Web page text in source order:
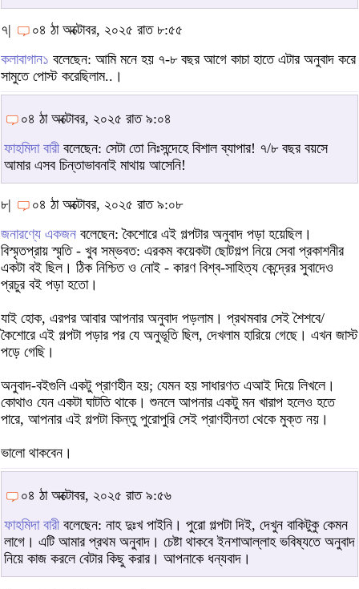
৭|
০৪ ঠা অক্টোবর, ২০২৫ রাত ৮:৫৫
কলাবাগান১ বলেছেন: আমি মনে হয় ৭-৮ বছর আগে কাচা হাতে এটার অনুবাদ করে
সামুতে পোস্ট করেছিলাম..।
০৪ ঠা অক্টোবর, ২০২৫ রাত ৯:০৪
ফাহমিদা বারীবলেছেন: সেটা তো নিঃসন্দেহে বিশাল ব্যাপার! ৭/৮ বছর বয়সে
আমার এসব চিন্তাভাবনাই মাথায় আসেনি!
৮|
০৪ ঠা অক্টোবর, ২০২৫ রাত ৯:০৮
জনারণ্যে একজন বলেছেন: কৈশোরে এই গল্পটার অনুবাদ পড়া হয়েছিল।
বিস্মৃতপ্রায় স্মৃতি - খুব সম্ভবত: এরকম কয়েকটা ছোটগল্প নিয়ে সেবা প্রকাশনীর
একটা বই ছিল। ঠিক নিশ্চিত ও নোই - কারণ বিশ্ব-সাহিত্য কেন্দ্রের সুবাদেও
প্রচুর বই পড়া হতো।
যাই হোক, এরপর আবার আপনার অনুবাদ পড়লাম। প্রথমবার সেই শৈশবে/
কৈশোরে এই গল্পটা পড়ার পর যে অনুভূতি ছিল, দেখলাম হারিয়ে গেছে। এখন জাস্ট
পড়ে গেছি।
অনুবাদ-বইগুলি একটু প্রাণহীন হয়; যেমন হয় সাধারণত এআই দিয়ে লিখলে।
কোথাও যেন একটা ঘাটতি থাকে। শুনলে আপনার একটু মন খারাপ হলেও হতে
পারে, আপনার এই গল্পটা কিন্তু পুরোপুরি সেই প্রাণহীনতা থেকে মুক্ত নয়।
ভালো থাকবেন।
০৪ ঠা অক্টোবর, ২০২৫ রাত ৯:৫৬
ফাহমিদা বারীবলেছেন: নাহ দুঃখ পাইনি। পুরো গল্পটা দিই, দেখুন বাকিটুকু কেমন
লাগে। এটি আমার প্রথম অনুবাদ। চেষ্টা থাকবে ইনশাআল্লাহ ভবিষ্যতে অনুবাদ
নিয়ে কাজ করলে বেটার কিছু করার। আপনাকে ধন্যবাদ।